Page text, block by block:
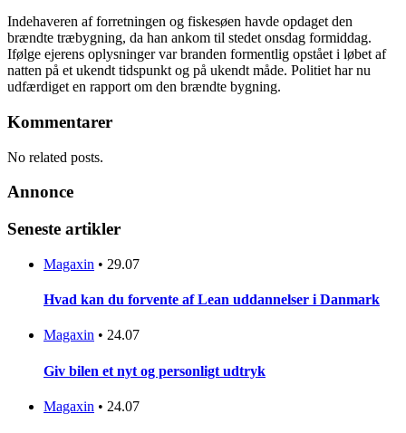
Indehaveren af forretningen og fiskesøen havde opdaget den
brændte træbygning, da han ankom til stedet onsdag formiddag.
Ifølge ejerens oplysninger var branden formentlig opstået i løbet af
natten på et ukendt tidspunkt og på ukendt måde. Politiet har nu
udfærdiget en rapport om den brændte bygning.
Kommentarer
No related posts.
Annonce
Seneste artikler
Magaxin • 29.07
Hvad kan du forvente af Lean uddannelser i Danmark
Magaxin • 24.07
Giv bilen et nyt og personligt udtryk
Magaxin • 24.07